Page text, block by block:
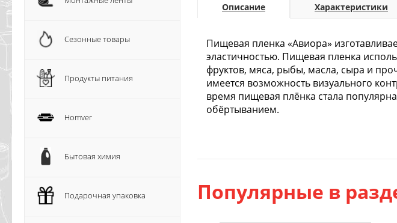
Сезонные товары
Продукты питания
Homver
Бытовая химия
Подарочная упаковка
Описание Характеристики
Пищевая пленка «Авиора»
эластичностью. Пищевая пленка
фруктов, мяса, рыбы, масла, сыра и
имеется возможность визуального
время пищевая плёнка стала
обёртыванием.
Популярные в